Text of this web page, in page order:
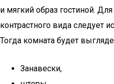
и мягкий образ гостиной.
контрастного вида следует
Тогда комната будет
Занавески,